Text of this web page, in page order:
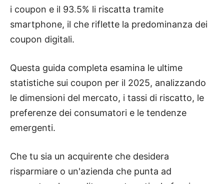
i coupon e il 93.5% li riscatta tramite
smartphone, il che riflette la predominanza dei
coupon digitali.
Questa guida completa esamina le ultime
statistiche sui coupon per il 2025, analizzando
le dimensioni del mercato, i tassi di riscatto, le
preferenze dei consumatori e le tendenze
emergenti.
Che tu sia un acquirente che desidera
risparmiare o un'azienda che punta ad